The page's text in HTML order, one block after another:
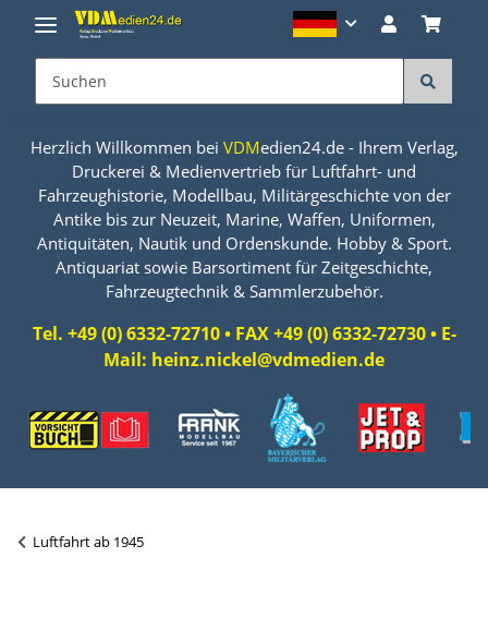
Herzlich Willkommen bei VDMedien24.de - Ihrem Verlag,
Druckerei & Medienvertrieb für Luftfahrt- und
Fahrzeughistorie, Modellbau, Militärgeschichte von der
Antike bis zur Neuzeit, Marine, Waffen, Uniformen,
Antiquitäten, Nautik und Ordenskunde. Hobby & Sport.
Antiquariat sowie Barsortiment für Zeitgeschichte,
Fahrzeugtechnik & Sammlerzubehör.
Tel. +49 (0) 6332-72710 • FAX +49 (0) 6332-72730 • E-
Mail: heinz.nickel@vdmedien.de
Luftfahrt ab 1945